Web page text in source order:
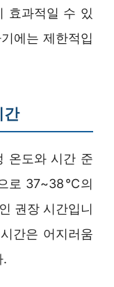
효과적일 수 있
에는 제한적입
간
온도와 시간 준
로 37~38℃의
권장 시간입니
간은 어지러움
.